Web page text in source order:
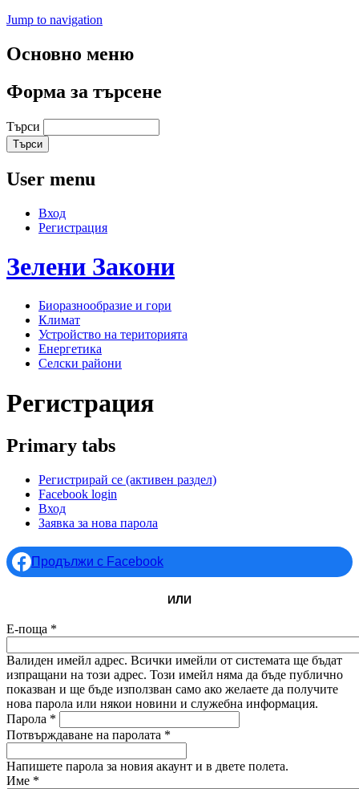
Jump to navigation
Основно меню
Форма за търсене
Търси
User menu
Вход
Регистрация
Зелени Закони
Биоразнообразие и гори
Климат
Устройство на територията
Енергетика
Селски райони
Регистрация
Primary tabs
Регистрирай се (активен раздел)
Facebook login
Вход
Заявка за нова парола
Продължи с Facebook
ИЛИ
Е-поща *
Валиден имейл адрес. Всички имейли от системата ще бъдат
изпращани на този адрес. Този имейл няма да бъде публично
показван и ще бъде използван само ако желаете да получите
нова парола или някои новини и служебна информация.
Парола *
Потвърждаване на паролата *
Напишете парола за новия акаунт и в двете полета.
Име *